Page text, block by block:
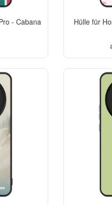
- Cabana
Hülle für